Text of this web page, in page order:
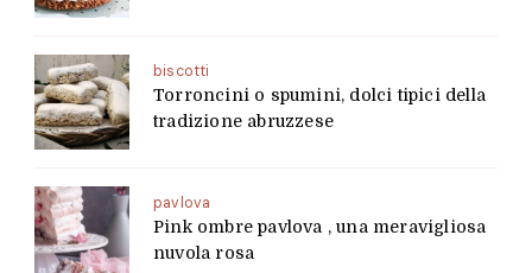
biscotti
Torroncini o spumini, dolci tipici della
tradizione abruzzese
pavlova
Pink ombre pavlova , una meravigliosa
nuvola rosa